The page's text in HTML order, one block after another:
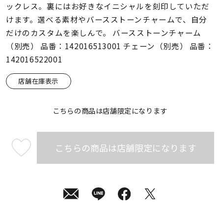
着用シーン
コレクション
レディース
リングサイズ
リングサイズ
～
ックレス。裏にはお好きなイニシャルを刻印していただ
けます。選べる素材やバースストーンチャームで、自分
だけのカスタムを楽しんで。 バースストーンチャーム
（別売） 品番：142016513001 チェーン（別売） 品番：
142016522001
店舗在庫表示
こちらの商品は店舗限定になります
¥59,400 (tax
こちらの商品は店舗限定になります